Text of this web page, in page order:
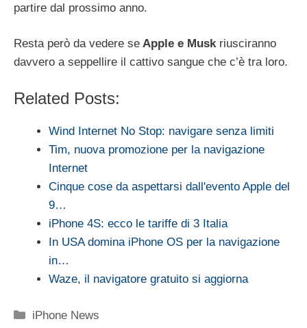
partire dal prossimo anno.
Resta però da vedere se Apple e Muskriusciranno
davvero a seppellire il cattivo sangue che c’è tra loro.
Related Posts:
Wind Internet No Stop: navigare senza limiti
Tim, nuova promozione per la navigazione
Internet
Cinque cose da aspettarsi dall'evento Apple del
9…
iPhone 4S: ecco le tariffe di 3 Italia
In USA domina iPhone OS per la navigazione
in…
Waze, il navigatore gratuito si aggiorna
Categorie
iPhone News